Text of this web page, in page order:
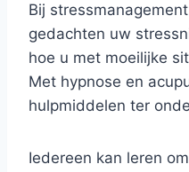
Bij
gedachten uw
hoe u met moeilijke
Met hypnose en
hulpmiddelen ter
Iedereen kan leren